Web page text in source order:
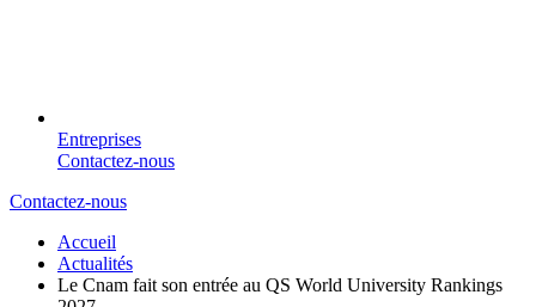
Entreprises
Contactez-nous
Contactez-nous
Accueil
Actualités
Le Cnam fait son entrée au QS World University Rankings